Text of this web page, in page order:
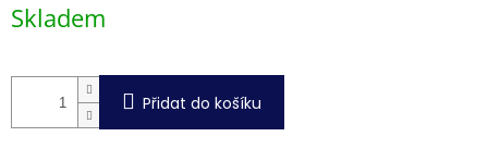
cena:
Skladem
Přidat do košíku